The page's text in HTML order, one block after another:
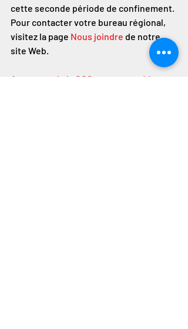
cette seconde période de confinement.
Pour contacter votre bureau régional,
visitez la page Nous joindre de notre
site Web.
Annonces de la CCQ par rapport à la